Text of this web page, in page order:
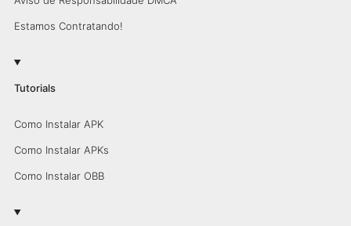
Estamos Contratando!
Tutorials
Como Instalar APK
Como Instalar APKs
Como Instalar OBB